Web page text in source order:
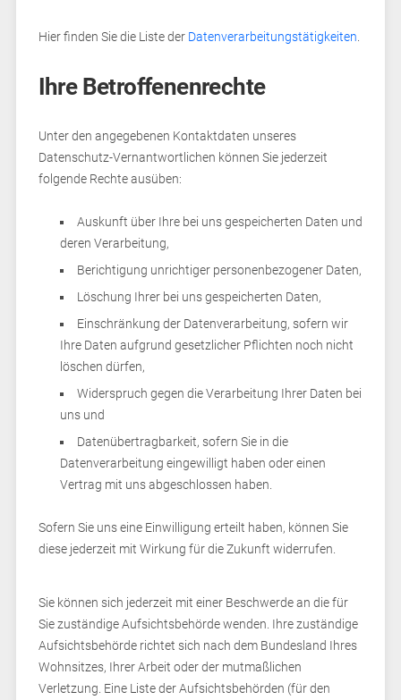
Hier finden Sie die Liste der Datenverarbeitungstätigkeiten.
Ihre Betroffenenrechte
Unter den angegebenen Kontaktdaten unseres
Datenschutz-Vernantwortlichen können Sie jederzeit
folgende Rechte ausüben:
Auskunft über Ihre bei uns gespeicherten Daten und
deren Verarbeitung,
Berichtigung unrichtiger personenbezogener Daten,
Löschung Ihrer bei uns gespeicherten Daten,
Einschränkung der Datenverarbeitung, sofern wir
Ihre Daten aufgrund gesetzlicher Pflichten noch nicht
löschen dürfen,
Widerspruch gegen die Verarbeitung Ihrer Daten bei
uns und
Datenübertragbarkeit, sofern Sie in die
Datenverarbeitung eingewilligt haben oder einen
Vertrag mit uns abgeschlossen haben.
Sofern Sie uns eine Einwilligung erteilt haben, können Sie
diese jederzeit mit Wirkung für die Zukunft widerrufen.
Sie können sich jederzeit mit einer Beschwerde an die für
Sie zuständige Aufsichtsbehörde wenden. Ihre zuständige
Aufsichtsbehörde richtet sich nach dem Bundesland Ihres
Wohnsitzes, Ihrer Arbeit oder der mutmaßlichen
Verletzung. Eine Liste der Aufsichtsbehörden (für den